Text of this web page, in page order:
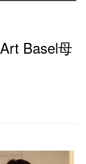
Basel母